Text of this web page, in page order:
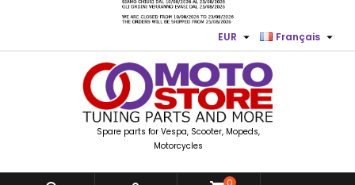
Français 
EUR 
Spare parts for Vespa, Scooter, Mopeds,
Motorcycles